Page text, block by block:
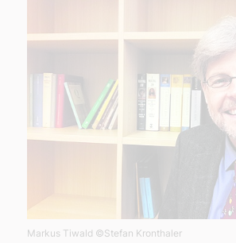
Markus Tiwald ©Stefan Kronthaler